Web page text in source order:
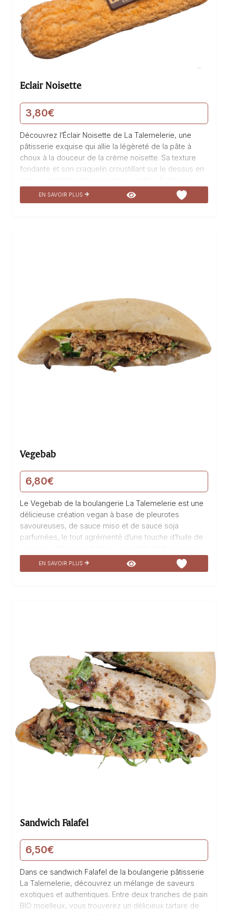
Eclair Noisette
3,80€
Découvrez l’Éclair Noisette de La Talemelerie, une
pâtisserie exquise qui allie la légèreté de la pâte à
choux à la douceur de la crème noisette. Sa texture
fondante et son craquelin croustillant sur le dessus en
avec soin et passion, cet éclair ravira les amateurs de
saveurs gourmandes. Laissez-vous emporter par une
EN SAVOIR PLUS
Vegebab
6,80€
Le Vegebab de la boulangerie La Talemelerie est une
délicieuse création vegan à base de pleurotes
savoureuses, de sauce miso et de sauce soja
parfumées, le tout agrémenté d’une touche d’huile de
de roquette fraîches. Fabriqué avec soin et passion,
ce mets exquis est un véritable enchantement pour les
EN SAVOIR PLUS
Sandwich Falafel
6,50€
Dans ce sandwich Falafel de la boulangerie pâtisserie
La Talemelerie, découvrez un mélange de saveurs
exotiques et authentiques. Entre deux tranches de pain
BIO moelleux, vous trouverez un délicieux tartare de